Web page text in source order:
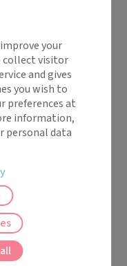
your
collect visitor
and gives
you wish to
preferences at
information,
personal data